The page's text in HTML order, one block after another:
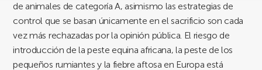
de animales de categoría A, asimismo las estrategias de
control que se basan únicamente en el sacrificio son cada
vez más rechazadas por la opinión pública. El riesgo de
introducción de la peste equina africana, la peste de los
pequeños rumiantes y la fiebre aftosa en Europa está